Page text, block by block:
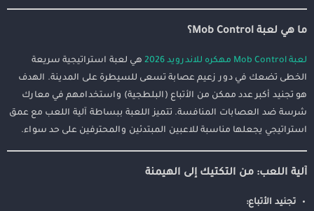
ما هي لعبة Mob Control؟
آلية اللعب: من التكتيك إلى الهيمنة
نصائح للفوز في Mob Control:
الإيجابيات والسلبيات:
التقييم النهائي:
ما هي لعبة Mob Control؟
لعبة Mob Control مهكره للاندرويد 2026
هي لعبة استراتيجية سريعة
الخطى تضعك في دور زعيم عصابة تسعى للسيطرة على المدينة. الهدف
هو تجنيد أكبر عدد ممكن من الأتباع (البلطجية) واستخدامهم في معارك
شرسة ضد العصابات المنافسة. تتميز اللعبة ببساطة آلية اللعب مع عمق
استراتيجي يجعلها مناسبة للاعبين المبتدئين والمحترفين على حد سواء.
آلية اللعب: من التكتيك إلى الهيمنة
تجنيد الأتباع: